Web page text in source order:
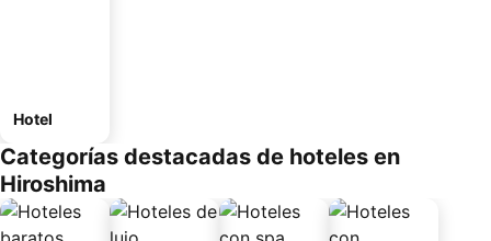
Hotel
Categorías destacadas de hoteles en
Hiroshima